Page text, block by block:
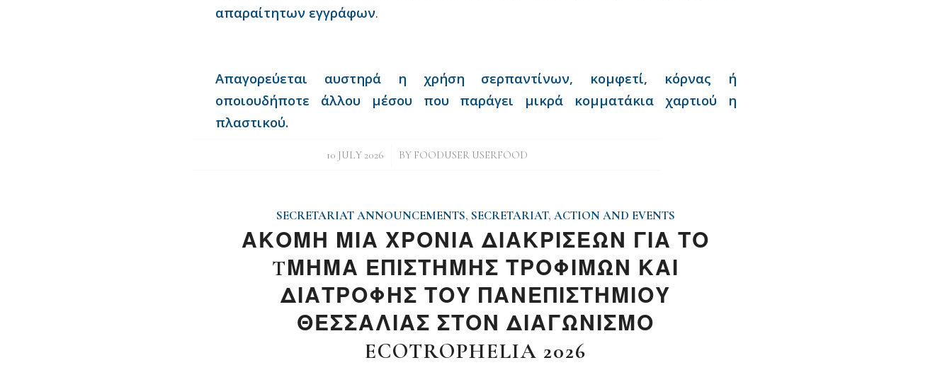
απαραίτητων εγγράφων.
Απαγορεύεται αυστηρά η χρήση σερπαντίνων, κομφετί, κόρνας ή
οποιουδήποτε άλλου μέσου που παράγει μικρά κομματάκια χαρτιού η
πλαστικού.
10 JULY 2026
/ BY FOODUSER USERFOOD
SECRETARIAT ANNOUNCEMENTS, SECRETARIAT,ACTION AND EVENTS
ΑΚΟΜΗ ΜΙΑ ΧΡΟΝΙΑ ΔΙΑΚΡΙΣΕΩΝ ΓΙΑ ΤΟ
TΜΗΜΑ ΕΠΙΣΤΗΜΗΣ ΤΡΟΦΙΜΩΝ ΚΑΙ
ΔΙΑΤΡΟΦΗΣ ΤΟΥ ΠΑΝΕΠΙΣΤΗΜΙΟΥ
ΘΕΣΣΑΛΙΑΣ ΣΤΟΝ ΔΙΑΓΩΝΙΣΜΟ
ECOTROPHELIA 2026